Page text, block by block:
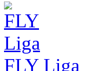
FLY Liga